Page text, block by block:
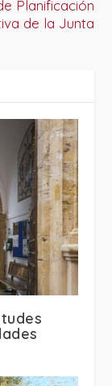
Planificación
de la Junta